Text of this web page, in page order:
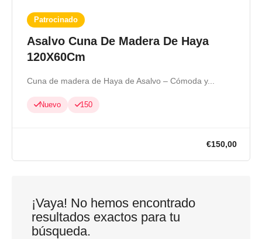
Patrocinado
Asalvo Cuna De Madera De Haya
120X60Cm
Cuna de madera de Haya de Asalvo – Cómoda y...
Nuevo 150
¡Vaya! No hemos encontrado
resultados exactos para tu
búsqueda.